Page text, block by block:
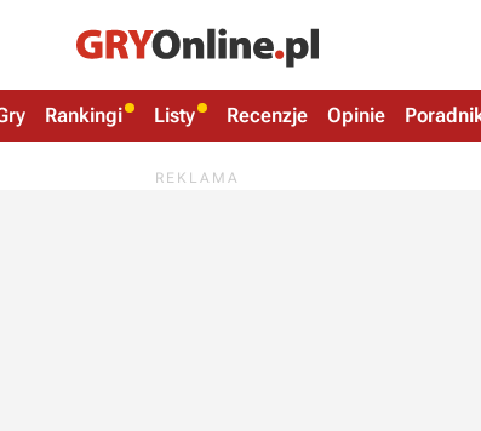
Rankingi Listy Recenzje Opinie